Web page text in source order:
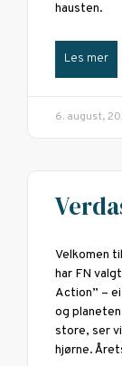
hausten.
Les mer
6. august,
Velkomen
har FN
Action” –
og
store, ser
hjørne.